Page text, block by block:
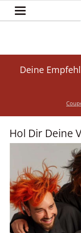
Deine
Hol Dir Deine